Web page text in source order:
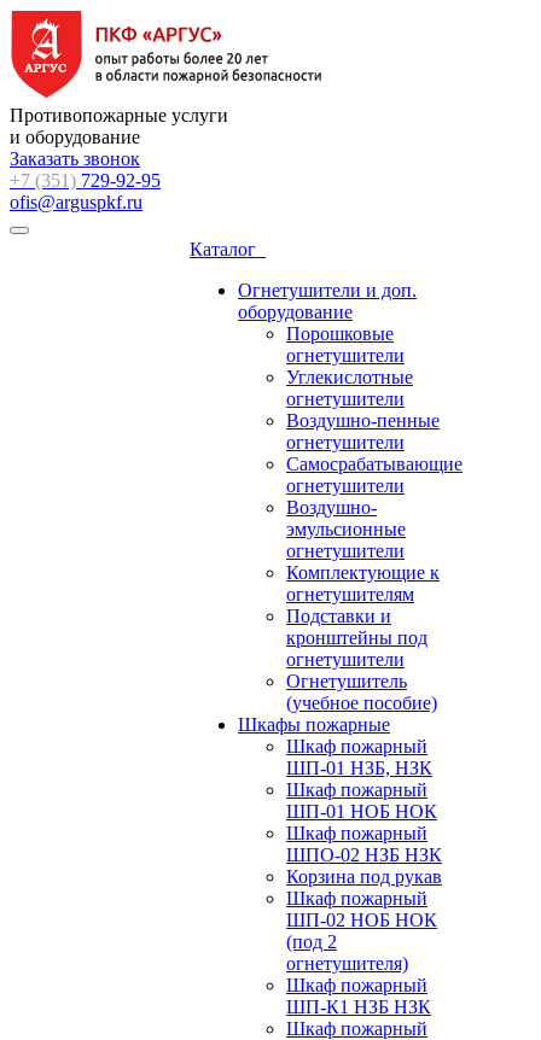
Противопожарные услуги
и оборудование
Заказать звонок
+7 (351) 729-92-95
ofis@arguspkf.ru
Каталог
Огнетушители и доп.
оборудование
Порошковые
огнетушители
Углекислотные
огнетушители
Воздушно-пенные
огнетушители
Самосрабатывающие
огнетушители
Воздушно-
эмульсионные
огнетушители
Комплектующие к
огнетушителям
Подставки и
кронштейны под
огнетушители
Огнетушитель
(учебное пособие)
Шкафы пожарные
Шкаф пожарный
ШП-01 НЗБ, НЗК
Шкаф пожарный
ШП-01 НОБ НОК
Шкаф пожарный
ШПО-02 НЗБ НЗК
Корзина под рукав
Шкаф пожарный
ШП-02 НОБ НОК
(под 2
огнетушителя)
Шкаф пожарный
ШП-К1 НЗБ НЗК
Шкаф пожарный